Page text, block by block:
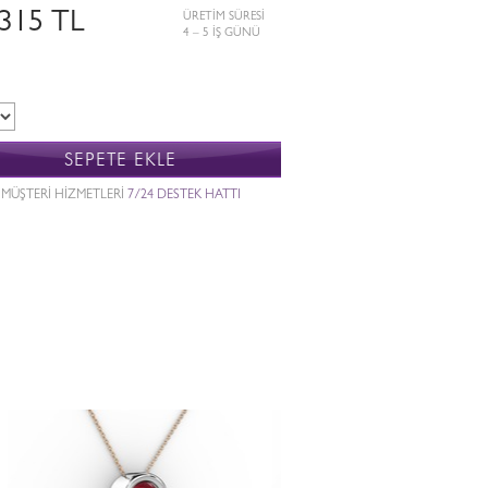
TL
ÜRETİM SÜRESİ
4 – 5 İŞ GÜNÜ
SEPETE EKLE
MÜŞTERİ HİZMETLERİ 7/24 DESTEK HATTI